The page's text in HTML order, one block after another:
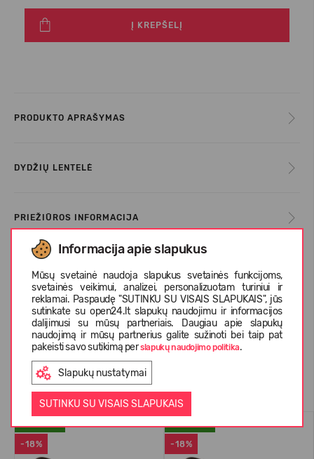
Informacija apie slapukus
Mūsų svetainė naudoja slapukus svetainės funkcijoms,
svetainės veikimui, analizei, personalizuotam turiniui ir
reklamai. Paspaudę "SUTINKU SU VISAIS SLAPUKAIS", jūs
sutinkate su open24.lt slapukų naudojimu ir informacijos
dalijimusi su mūsų partneriais. Daugiau apie slapukų
naudojimą ir mūsų partnerius galite sužinoti bei taip pat
pakeisti savo sutikimą perslapukų naudojimo politika.
Slapukų nustatymai
SUTINKU SU VISAIS SLAPUKAIS
Į KREPŠELĮ
PRODUKTO APRAŠYMAS
DYDŽIŲ LENTELĖ
PRIEŽIŪROS INFORMACIJA
KLIENTŲ ATSILIEPIMAI (1)
Panašios prekės
-18% -18%